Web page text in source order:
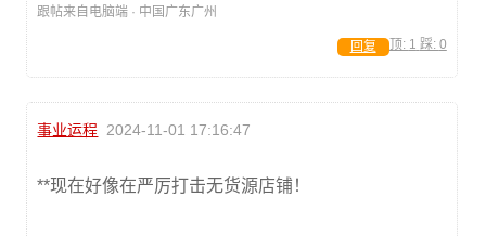
跟帖来自电脑端 · 中国广东广州
顶: 1 踩: 0
回复
事业运程 2024-11-01 17:16:47
**现在好像在严厉打击无货源店铺！